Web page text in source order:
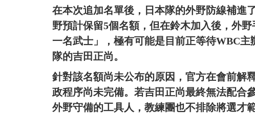
在本次追加名單後，日本隊的外野防線補進
野預計保留5個名額，但在鈴木加入後，外
一名武士」，極有可能是目前正等待WBC
隊的吉田正尚。
針對該名額尚未公布的原因，官方在會前解
政程序尚未完備。若吉田正尚最終無法配合
外野守備的工具人，教練團也不排除將選才